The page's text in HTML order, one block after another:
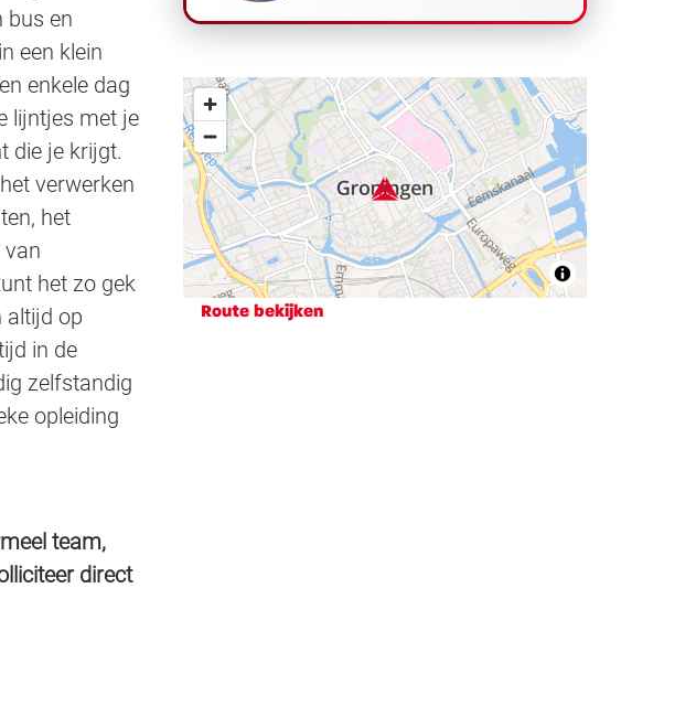
bus en
een klein
enkele dag
lijntjes met je
die je krijgt.
verwerken
het
van
het zo gek
altijd op
in de
zelfstandig
opleiding
team,
direct
Route bekijken